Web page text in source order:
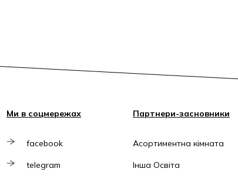
Ми в соцмережах
facebook
telegram
Партнери-засновники
Асортиментна кімната
Інша Освіта